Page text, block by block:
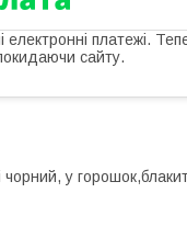
електронні платежі.
сайту.
чорний, у